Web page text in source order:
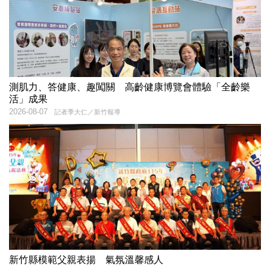
測肌力、答健康、趣闖關 高齡健康博覽會體驗「全齡樂
活」成果
記者季大仁／新竹報導
2026-08-07
新竹縣模範父親表揚 氣氛溫馨感人